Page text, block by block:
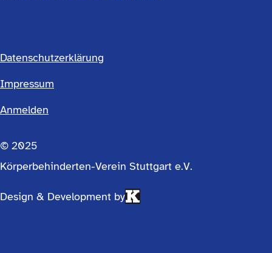
Footermenü
Datenschutzerklärung
Impressum
Anmelden
© 2025
Körperbehinderten-Verein Stuttgart e.V.
Design & Development by